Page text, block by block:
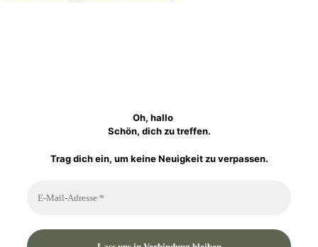
Oh, hallo
Schön, dich zu treffen.
Trag dich ein, um keine Neuigkeit zu verpassen.